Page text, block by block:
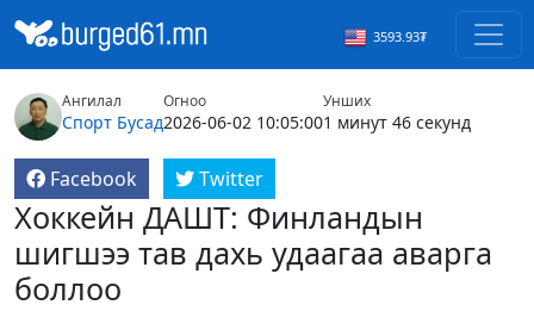
3593.93₮
Ангилал
Спорт Бусад
Огноо
2026-06-02 10:05:00
Унших
1 минут 46 секунд
Facebook Twitter
Хоккейн ДАШТ: Финландын
шигшээ тав дахь удаагаа аварга
боллоо